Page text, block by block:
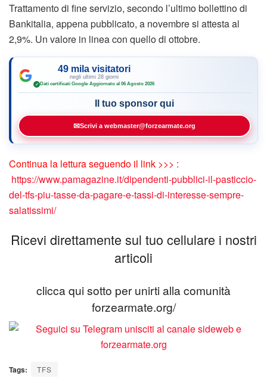
Trattamento di fine servizio, secondo l’ultimo bollettino di
Bankitalia, appena pubblicato, a novembre si attesta al
2,9%. Un valore in linea con quello di ottobre.
49 mila visitatori
negli ultimi 28 giorni
✓ Dati certificati Google·Aggiornato al 06 Agosto 2026
Il tuo sponsor qui
✉Scrivi a webmaster@forzearmate.org
Continua la lettura seguendo il link >>> :
https://www.pamagazine.it/dipendenti-pubblici-il-pasticcio-
del-tfs-piu-tasse-da-pagare-e-tassi-di-interesse-sempre-
salatissimi/
Ricevi direttamente sul tuo cellulare i nostri
articoli
clicca qui sotto per unirti alla comunità
forzearmate.org/
Tags: TFS